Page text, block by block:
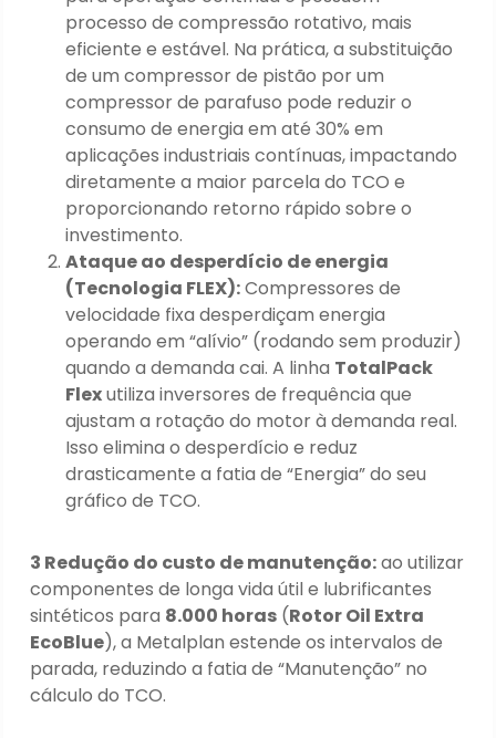
processo de compressão rotativo, mais
eficiente e estável. Na prática, a substituição
de um compressor de pistão por um
compressor de parafuso pode reduzir o
consumo de energia em até 30% em
aplicações industriais contínuas, impactando
diretamente a maior parcela do TCO e
proporcionando retorno rápido sobre o
investimento.
Ataque ao desperdício de energia
(Tecnologia FLEX):Compressores de
velocidade fixa desperdiçam energia
operando em “alívio” (rodando sem produzir)
quando a demanda cai. A linha TotalPack
Flexutiliza inversores de frequência que
ajustam a rotação do motor à demanda real.
Isso elimina o desperdício e reduz
drasticamente a fatia de “Energia” do seu
gráfico de TCO.
3 Redução do custo de manutenção:ao utilizar
componentes de longa vida útil e lubrificantes
sintéticos para 8.000 horas (Rotor Oil Extra
EcoBlue), a Metalplan estende os intervalos de
parada, reduzindo a fatia de “Manutenção” no
cálculo do TCO.